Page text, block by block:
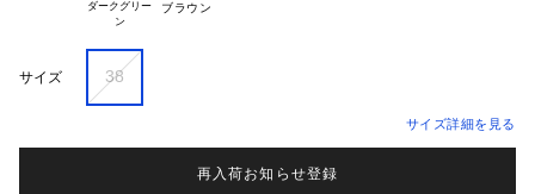
ダークグリー
ブラウン
サイズ 38
サイズ詳細を見る
再入荷お知らせ登録